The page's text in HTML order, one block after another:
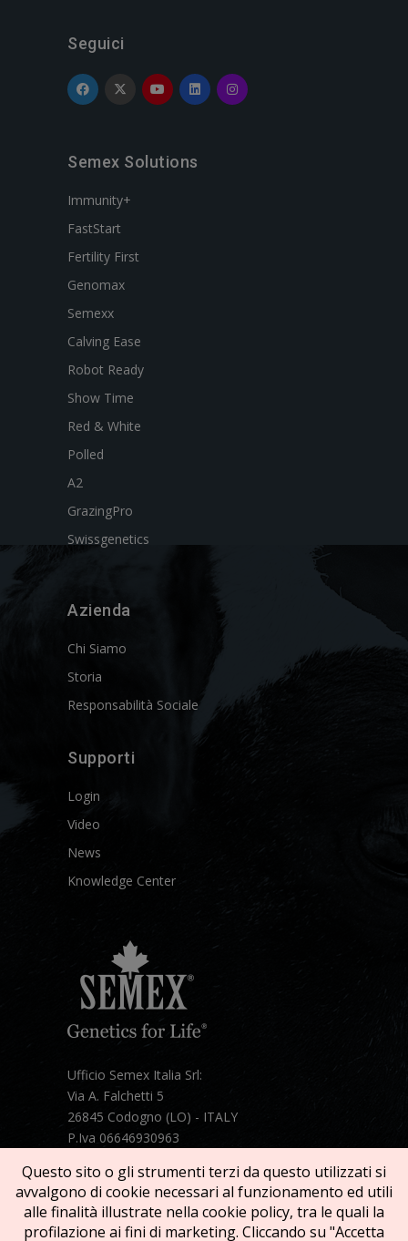
Seguici
Semex Solutions
Immunity+
FastStart
Fertility First
Genomax
Semexx
Calving Ease
Robot Ready
Show Time
Red & White
Polled
A2
GrazingPro
Swissgenetics
Azienda
Chi Siamo
Storia
Responsabilità Sociale
Supporti
Login
Video
News
Knowledge Center
Ufficio Semex Italia Srl:
Via A. Falchetti 5
26845 Codogno (LO) - ITALY
P.Iva 06646930963
Mail: semex@semexitalia.it
Guarda la mappa
Questo sito o gli strumenti terzi da questo utilizzati si
avvalgono di cookie necessari al funzionamento ed utili
alle finalità illustrate nella cookie policy, tra le quali la
profilazione ai fini di marketing. Cliccando su "Accetta